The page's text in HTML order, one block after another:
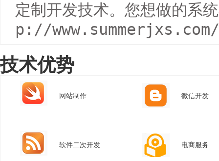
定制开发技术。您想做的系
p://www.summerjxs.com/
技术优势
网站制作 微信开发
软件二次开发 电商服务